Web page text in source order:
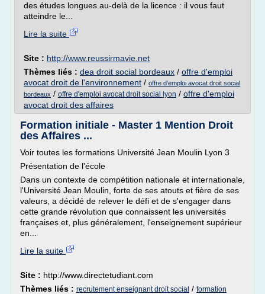
des études longues au-delà de la licence : il vous faut
atteindre le...
Lire la suite
Site : http://www.reussirmavie.net
Thèmes liés : dea droit social bordeaux / offre d'emploi
avocat droit de l'environnement / offre d'emploi avocat droit social
bordeaux / offre d'emploi avocat droit social lyon / offre d'emploi
avocat droit des affaires
Formation initiale - Master 1 Mention Droit
des Affaires ...
Voir toutes les formations Université Jean Moulin Lyon 3
Présentation de l'école
Dans un contexte de compétition nationale et internationale,
l'Université Jean Moulin, forte de ses atouts et fière de ses
valeurs, a décidé de relever le défi et de s'engager dans
cette grande révolution que connaissent les universités
françaises et, plus généralement, l'enseignement supérieur
en...
Lire la suite
Site : http://www.directetudiant.com
Thèmes liés : recrutement enseignant droit social / formation